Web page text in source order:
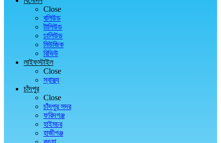
Close
বলিউড
টালিউড
ঢালিউড
মিউজিক
রিভিউ
লাইফস্টাইল
Close
স্বাস্থ্য
চাঁদপুর
Close
চাঁদপুর সদর
ফরিদগঞ্জ
হাইমচর
হাজীগঞ্জ